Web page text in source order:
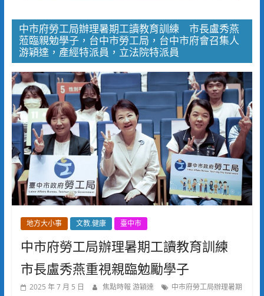
中市府勞工局辦理暑期工讀教育訓練 市長盧秀燕
蒞臨親勉學子，台中市勞工局，台中市府會召集人
游穎達，產經特派員，立法院特派員
地方大小事 文教.健康 臺中市
中市府勞工局辦理暑期工讀教育訓練
市長盧秀燕重視親臨勉勵學子
2025 年 7 月 5 日 焦點時報 游穎達
中市府勞工局辦理暑期